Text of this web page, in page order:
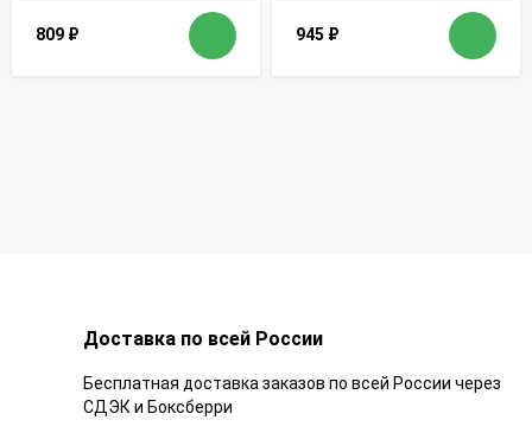
809 ₽ 945 ₽
Доставка по всей России
Бесплатная доставка заказов по всей России через
СДЭК и Боксберри